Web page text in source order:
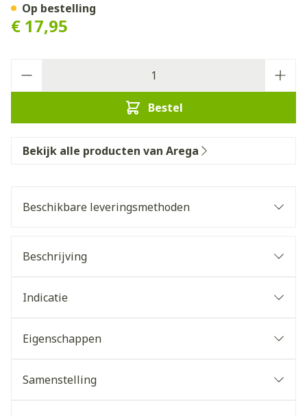
€ 17,95
Bestel
Op bestelling
Bekijk alle producten van Arega
Beschikbare leveringsmethoden
Beschrijving
Indicatie
Eigenschappen
Samenstelling